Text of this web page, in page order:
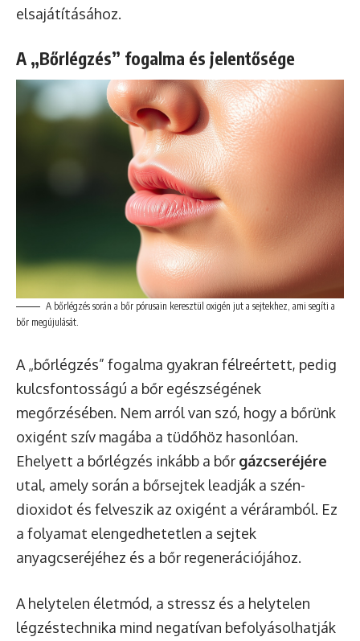
elsajátításához.
A „Bőrlégzés” fogalma és jelentősége
A bőrlégzés során a bőr pórusain keresztül oxigén jut a sejtekhez, ami segíti a
bőr megújulását.
A „bőrlégzés” fogalma gyakran félreértett, pedig
kulcsfontosságú a bőr egészségének
megőrzésében. Nem arról van szó, hogy a bőrünk
oxigént szív magába a tüdőhöz hasonlóan.
Ehelyett a bőrlégzés inkább a bőr gázcseréjére
utal, amely során a bőrsejtek leadják a szén-
dioxidot és felveszik az oxigént a véráramból. Ez
a folyamat elengedhetetlen a sejtek
anyagcseréjéhez és a bőr regenerációjához.
A helytelen életmód, a stressz és a helytelen
légzéstechnika mind negatívan befolyásolhatják